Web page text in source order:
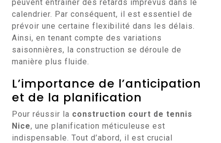
peuvent entraîner des retards imprévus dans le
calendrier. Par conséquent, il est essentiel de
prévoir une certaine flexibilité dans les délais.
Ainsi, en tenant compte des variations
saisonnières, la construction se déroule de
manière plus fluide.
L’importance de l’anticipation
et de la planification
Pour réussir la construction court de tennis
Nice, une planification méticuleuse est
indispensable. Tout d’abord, il est crucial